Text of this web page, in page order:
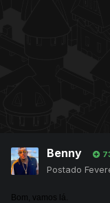
Benny
Postado
Bom, vamos lá.